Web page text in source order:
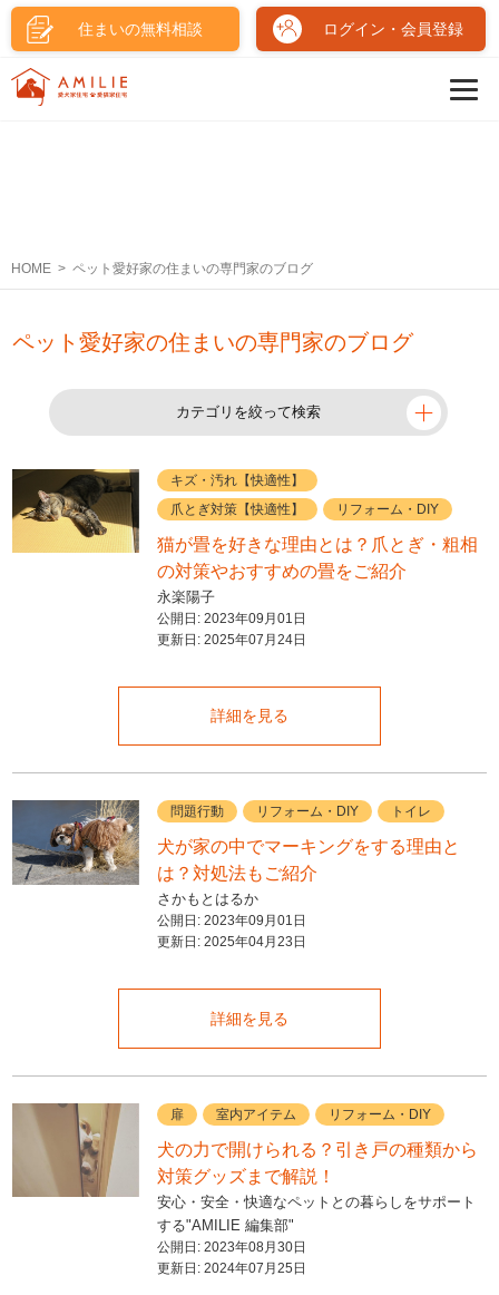
住まいの無料相談 ログイン・会員登録
HOME ペット愛好家の住まいの専門家のブログ
ペット愛好家の住まいの専門家のブログ
カテゴリを絞って検索
キズ・汚れ【快適性】
爪とぎ対策【快適性】
リフォーム・DIY
猫が畳を好きな理由とは？爪とぎ・粗相
の対策やおすすめの畳をご紹介
永楽陽子
公開日: 2023年09月01日
更新日: 2025年07月24日
詳細を見る
問題行動 リフォーム・DIY トイレ
犬が家の中でマーキングをする理由と
は？対処法もご紹介
さかもとはるか
公開日: 2023年09月01日
更新日: 2025年04月23日
詳細を見る
扉 室内アイテム リフォーム・DIY
犬の力で開けられる？引き戸の種類から
対策グッズまで解説！
安心・安全・快適なペットとの暮らしをサポート
する"AMILIE 編集部"
公開日: 2023年08月30日
更新日: 2024年07月25日